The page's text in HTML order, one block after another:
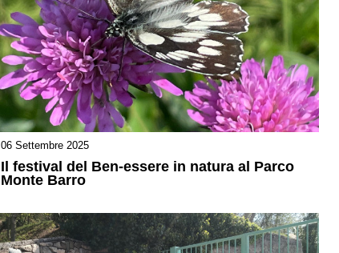
06 Settembre 2025
Il festival del Ben-essere in natura al Parco
Monte Barro